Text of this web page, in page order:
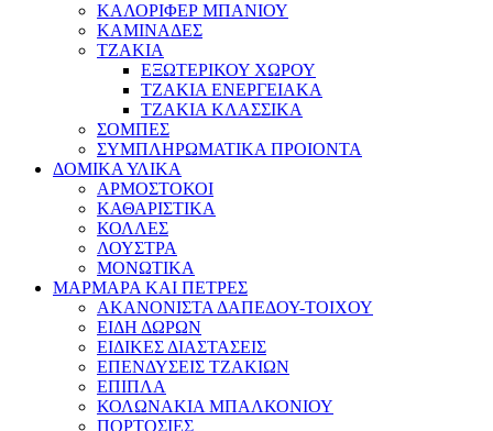
ΚΑΛΟΡΙΦΕΡ ΜΠΑΝΙΟΥ
ΚΑΜΙΝΑΔΕΣ
ΤΖΑΚΙΑ
ΕΞΩΤΕΡΙΚΟΥ ΧΩΡΟΥ
ΤΖΑΚΙΑ ΕΝΕΡΓΕΙΑΚΑ
ΤΖΑΚΙΑ ΚΛΑΣΣΙΚΑ
ΣΟΜΠΕΣ
ΣΥΜΠΛΗΡΩΜΑΤΙΚΑ ΠΡΟΙΟΝΤΑ
ΔΟΜΙΚΑ ΥΛΙΚΑ
ΑΡΜΟΣΤΟΚΟΙ
ΚΑΘΑΡΙΣΤΙΚΑ
ΚΟΛΛΕΣ
ΛΟΥΣΤΡΑ
ΜΟΝΩΤΙΚΑ
ΜΑΡΜΑΡΑ ΚΑΙ ΠΕΤΡΕΣ
ΑΚΑΝΟΝΙΣΤΑ ΔΑΠΕΔΟΥ-ΤΟΙΧΟΥ
ΕΙΔΗ ΔΩΡΩΝ
ΕΙΔΙΚΕΣ ΔΙΑΣΤΑΣΕΙΣ
ΕΠΕΝΔΥΣΕΙΣ ΤΖΑΚΙΩΝ
ΕΠΙΠΛΑ
ΚΟΛΩΝΑΚΙΑ ΜΠΑΛΚΟΝΙΟΥ
ΠΟΡΤΟΣΙΕΣ